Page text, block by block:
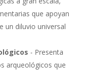
que apoyan
un diluvio universal
- Presenta
arqueológicos que